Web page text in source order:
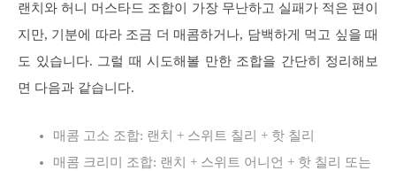
랜치와 허니 머스타드 조합이 가장 무난하고 실패가 적은 편이
지만, 기분에 따라 조금 더 매콤하거나, 담백하게 먹고 싶을 때
도 있습니다. 그럴 때 시도해볼 만한 조합을 간단히 정리해보
면 다음과 같습니다.
매콤 고소 조합: 랜치 + 스위트 칠리 + 핫 칠리
매콤 크리미 조합: 랜치 + 스위트 어니언 + 핫 칠리 또는